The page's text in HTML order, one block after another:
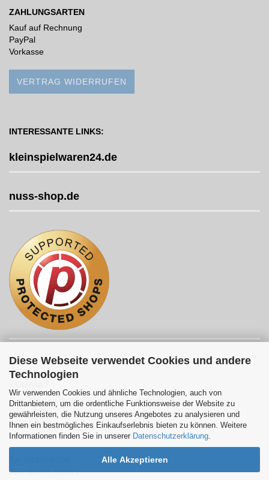
Diese Webseite verwendet Cookies und andere
Technologien
Wir verwenden Cookies und ähnliche Technologien, auch von
Drittanbietern, um die ordentliche Funktionsweise der Website zu
gewährleisten, die Nutzung unseres Angebotes zu analysieren und
Ihnen ein bestmögliches Einkaufserlebnis bieten zu können. Weitere
Informationen finden Sie in unserer Datenschutzerklärung
Alle Akzeptieren
ZAHLUNGSARTEN
Kauf auf Rechnung
PayPal
Vorkasse
VERTRAG WIDERRUFEN
INTERESSANTE LINKS:
kleinspielwaren24.de
nuss-shop.de
Sonesta Automaten-Handelsgesellschaft mbH
Bergstr. 11
67316 Carlsberg
Deutschland
Fax: 06356/60933